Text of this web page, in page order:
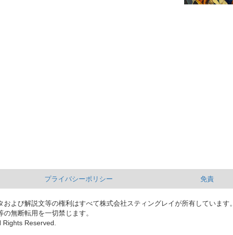
プライバシーポリシー 免責
および解説文等の権利はすべて株式会社スティングレイが所有しています。
無断転用を一切禁じます。
Reserved.